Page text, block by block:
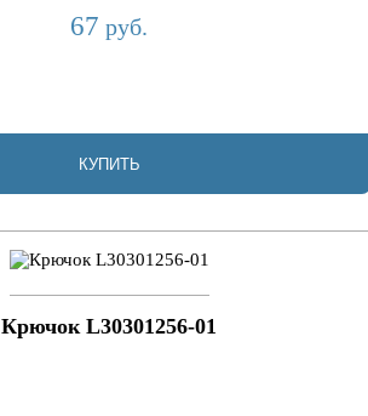
67 руб.
КУПИТЬ
Крючок L30301256-01